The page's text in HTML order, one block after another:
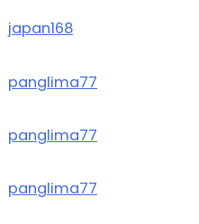
japan168
panglima77
panglima77
panglima77